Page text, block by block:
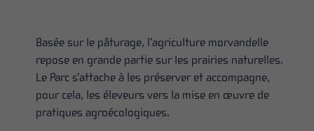
Basée sur le pâturage, l’agriculture morvandelle
repose en grande partie sur les prairies naturelles.
Le Parc s’attache à les préserver et accompagne,
pour cela, les éleveurs vers la mise en œuvre de
pratiques agroécologiques.